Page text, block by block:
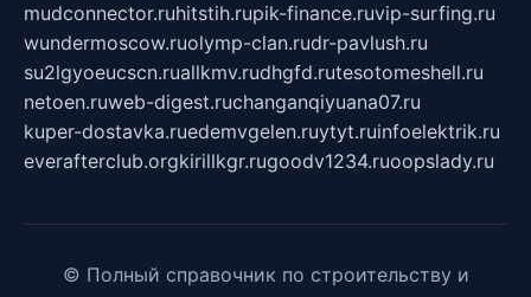
mudconnector.ruhitstih.rupik-finance.ruvip-surfing.ru
wundermoscow.ruolymp-clan.rudr-pavlush.ru
su2lgyoeucscn.ruallkmv.rudhgfd.rutesotomeshell.ru
netoen.ruweb-digest.ruchanganqiyuana07.ru
kuper-dostavka.ruedemvgelen.ruytyt.ruinfoelektrik.ru
everafterclub.orgkirillkgr.rugoodv1234.ruoopslady.ru
© Полный справочник по строительству и